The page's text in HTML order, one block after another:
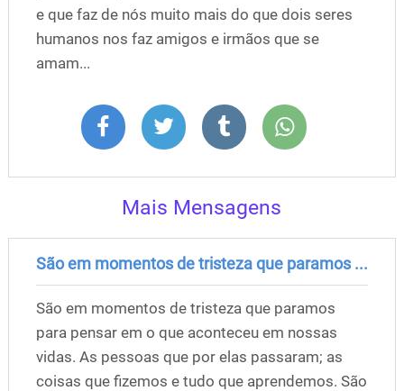
e que faz de nós muito mais do que dois seres
humanos nos faz amigos e irmãos que se
amam...
Mais Mensagens
São em momentos de tristeza que paramos ...
São em momentos de tristeza que paramos
para pensar em o que aconteceu em nossas
vidas. As pessoas que por elas passaram; as
coisas que fizemos e tudo que aprendemos. São